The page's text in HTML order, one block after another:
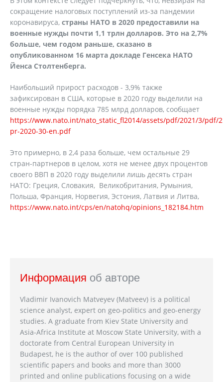
сокращение налоговых поступлений из-за пандемии
коронавируса, страны НАТО в 2020 предоставили на
военные нужды почти 1,1 трлн долларов. Это на 2,7%
больше, чем годом раньше, сказано в
опубликованном 16 марта докладе Генсека НАТО
Йенса Столтенберга.
Наибольший прирост расходов - 3,9% также
зафиксирован в США, которые в 2020 году выделили на
военные нужды порядка 785 млрд долларов, сообщает
https://www.nato.int/nato_static_fl2014/assets/pdf/2021/3/pdf/
pr-2020-30-en.pdf
Это примерно, в 2,4 раза больше, чем остальные 29
стран-партнеров в целом, хотя не менее двух процентов
своего ВВП в 2020 году выделили лишь десять стран
НАТО: Греция, Словакия, Великобритания, Румыния,
Польша, Франция, Норвегия, Эстония, Латвия и Литва,
https://www.nato.int/cps/en/natohq/opinions_182184.htm
Информация об авторе
Vladimir Ivanovich Matveyev (Matveev) is a political
science analyst, expert on geo-politics and geo-energy
studies. A graduate from Kiev State University and
Asia-Africa Institute at Moscow State University, with a
doctorate from Central European University in
Budapest, he is the author of over 100 published
scientific papers and books and more than 3000
printed and online publications focusing on a wide